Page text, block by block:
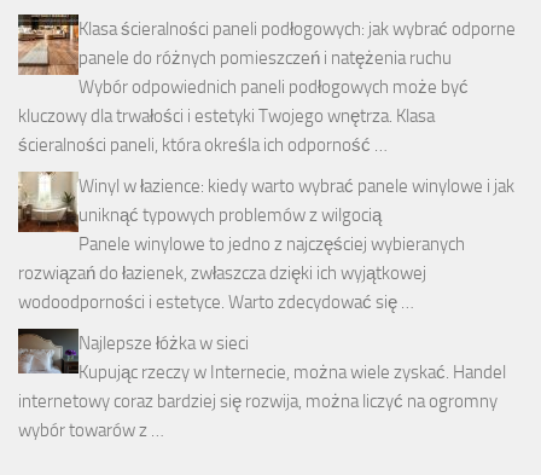
Klasa ścieralności paneli podłogowych: jak wybrać odporne
panele do różnych pomieszczeń i natężenia ruchu
Wybór odpowiednich paneli podłogowych może być
kluczowy dla trwałości i estetyki Twojego wnętrza. Klasa
ścieralności paneli, która określa ich odporność …
Winyl w łazience: kiedy warto wybrać panele winylowe i jak
uniknąć typowych problemów z wilgocią
Panele winylowe to jedno z najczęściej wybieranych
rozwiązań do łazienek, zwłaszcza dzięki ich wyjątkowej
wodoodporności i estetyce. Warto zdecydować się …
Najlepsze łóżka w sieci
Kupując rzeczy w Internecie, można wiele zyskać. Handel
internetowy coraz bardziej się rozwija, można liczyć na ogromny
wybór towarów z …